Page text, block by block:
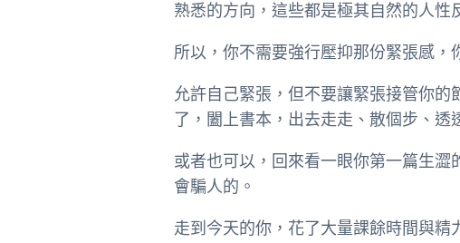
熟悉的方向，這些都是極其自然的人性
所以，你不需要強行壓抑那份緊張感，
允許自己緊張，但不要讓緊張接管你
了，闔上書本，出去走走、散個步、透
或者也可以，回來看一眼你第一篇生
會騙人的。
走到今天的你，花了大量課餘時間與